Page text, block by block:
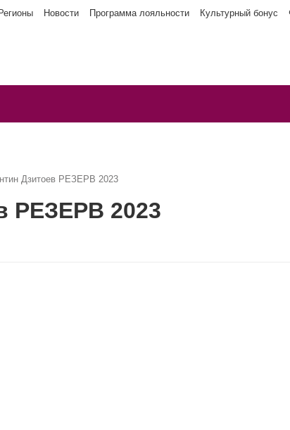
Регионы Новости Программа лояльности Культурный бонус
Дзитоев РЕЗЕРВ 2023
РЕЗЕРВ 2023